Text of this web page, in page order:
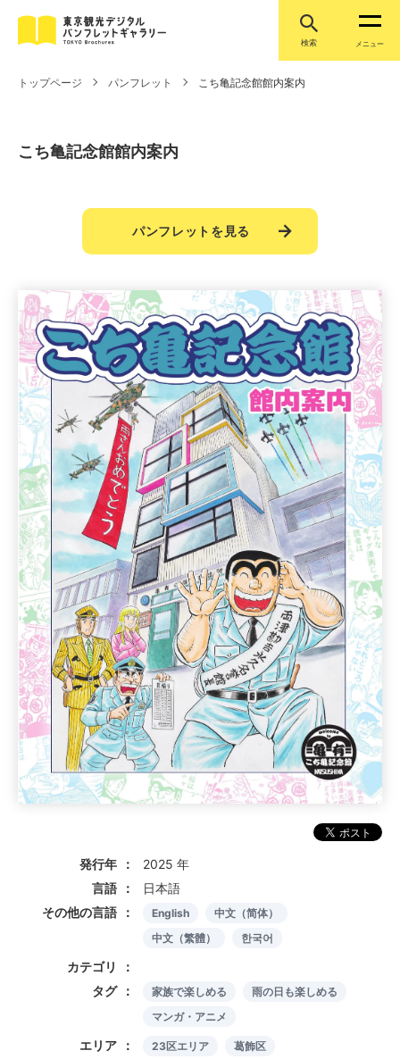
検索 メニュー
トップページ パンフレット こち亀記念館館内案内
こち亀記念館館内案内
パンフレットを見る
発行年
2025 年
言語
日本語
その他の言語
English
中文（简体）
中文（繁體）
한국어
カテゴリ
タグ
家族で楽しめる
雨の日も楽しめる
マンガ・アニメ
エリア 23区エリア
葛飾区